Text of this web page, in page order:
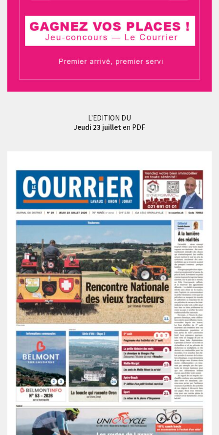
L'EDITION DU
Jeudi 23 juillet en PDF